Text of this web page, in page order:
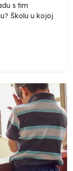
s tim
Školu u kojoj